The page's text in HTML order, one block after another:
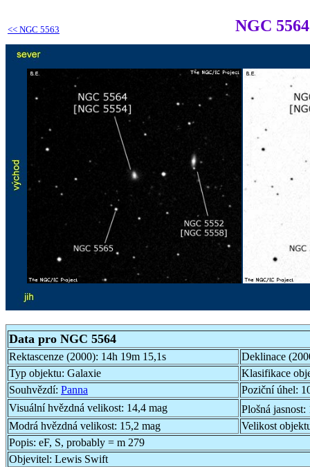
<< NGC 5563 NGC 5564
Data pro NGC 5564
Rektascenze (2000): 14h 19m 15,1s
Deklinace
Typ objektu: Galaxie
Klasifikace
Souhvězdí: Panna Poziční úhel:
Visuální hvězdná velikost: 14,4 mag Plošná jasnost:
Modrá hvězdná velikost: 15,2 mag
Velikost
Popis: eF, S, probably = m 279
Objevitel: Lewis Swift